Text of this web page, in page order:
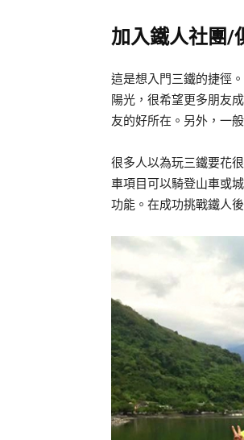
加入鐵人社團/
這是想入門三鐵的捷徑
陽光，很希望更多朋友
友的好所在。另外，一
很多人以為玩三鐵要花
車項目可以騎登山車或
功能。在成功挑戰鐵人